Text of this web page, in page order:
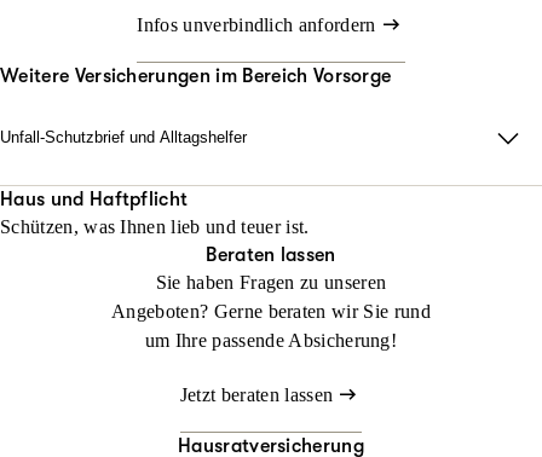
Infos unverbindlich anfordern
Weitere Versicherungen im Bereich Vorsorge
Unfall-Schutzbrief und Alltagshelfer
Ihr Alltag nach einem Unfall innerhalb von 48 Stunden neu
organisiert ist.
Jetzt konfigurieren Jetzt beraten lassen
Haus und Haftpflicht
Schützen, was Ihnen lieb und teuer ist.
Beraten lassen
Sie haben Fragen zu unseren
Angeboten? Gerne beraten wir Sie rund
um Ihre passende Absicherung!
Jetzt beraten lassen
Hausratversicherung